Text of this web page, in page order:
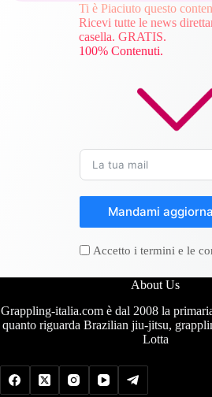
Ti è Piaciuto questo
Ricevi tutte le news
casella. GRATIS.
100% Contenuti.
Mandami
Accetto i termini e le
About Us
Grappling-italia.com è dal 2008 la
quanto riguarda Brazilian jiu-jitsu,
Lotta